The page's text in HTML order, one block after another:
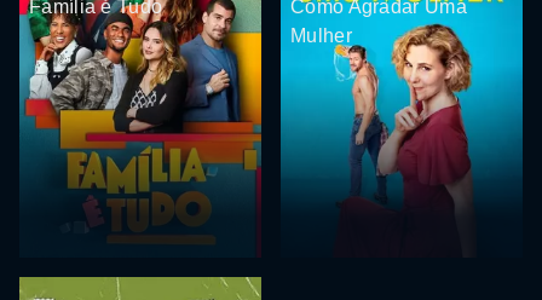
Família é Tudo
Como Agradar Uma
Mulher